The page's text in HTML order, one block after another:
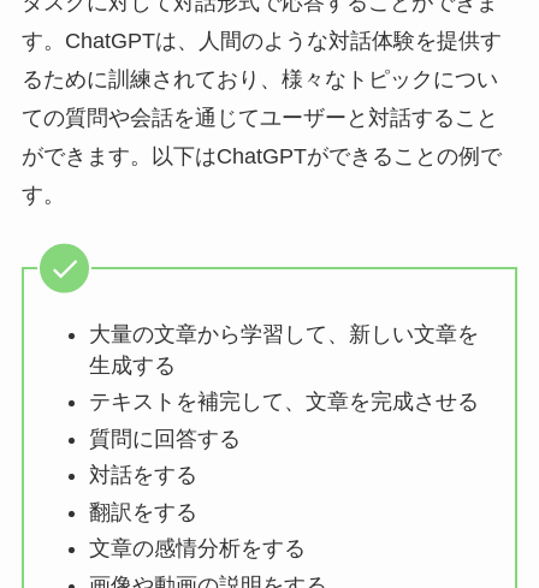
す。ChatGPTは、人間のような対話体験を提供す
るために訓練されており、様々なトピックについ
ての質問や会話を通じてユーザーと対話すること
ができます。以下はChatGPTができることの例で
す。
大量の文章から学習して、新しい文章を
生成する
テキストを補完して、文章を完成させる
質問に回答する
対話をする
翻訳をする
文章の感情分析をする